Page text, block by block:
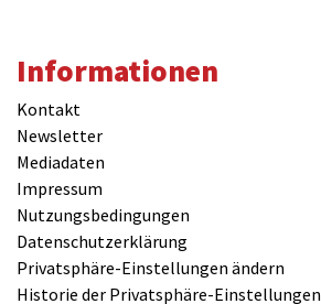
Informationen
Kontakt
Newsletter
Mediadaten
Impressum
Nutzungsbedingungen
Datenschutzerklärung
Privatsphäre-Einstellungen ändern
Historie der Privatsphäre-Einstellungen